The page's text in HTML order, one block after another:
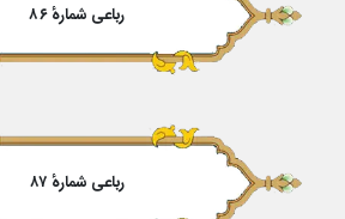
رباعی شمارهٔ ۸۶
رباعی شمارهٔ ۸۷